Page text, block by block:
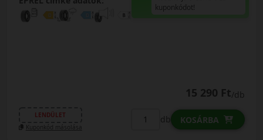
kuponkódot!
15 290 Ft/db
LENDÜLET
Kuponkód másolása
db KOSÁRBA